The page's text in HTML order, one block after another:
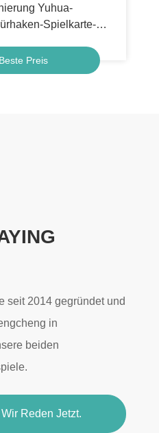
Yuhua-
Spielkarte-
Beste Preis
seit 2014 gegründet und
in
beiden
Wir Reden Jetzt.